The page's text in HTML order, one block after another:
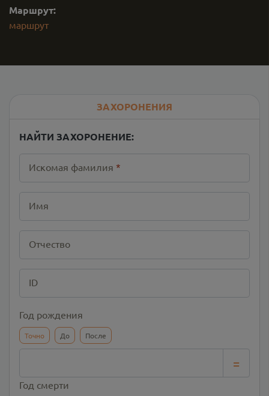
Маршрут:
маршрут
ЗАХОРОНЕНИЯ
НАЙТИ ЗАХОРОНЕНИЕ:
Искомая фамилия *
Имя
Отчество
ID
Год рождения
Точно До После
=
Год смерти